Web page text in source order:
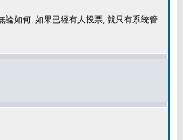
論如何, 如果已經有人投票, 就只有系統管